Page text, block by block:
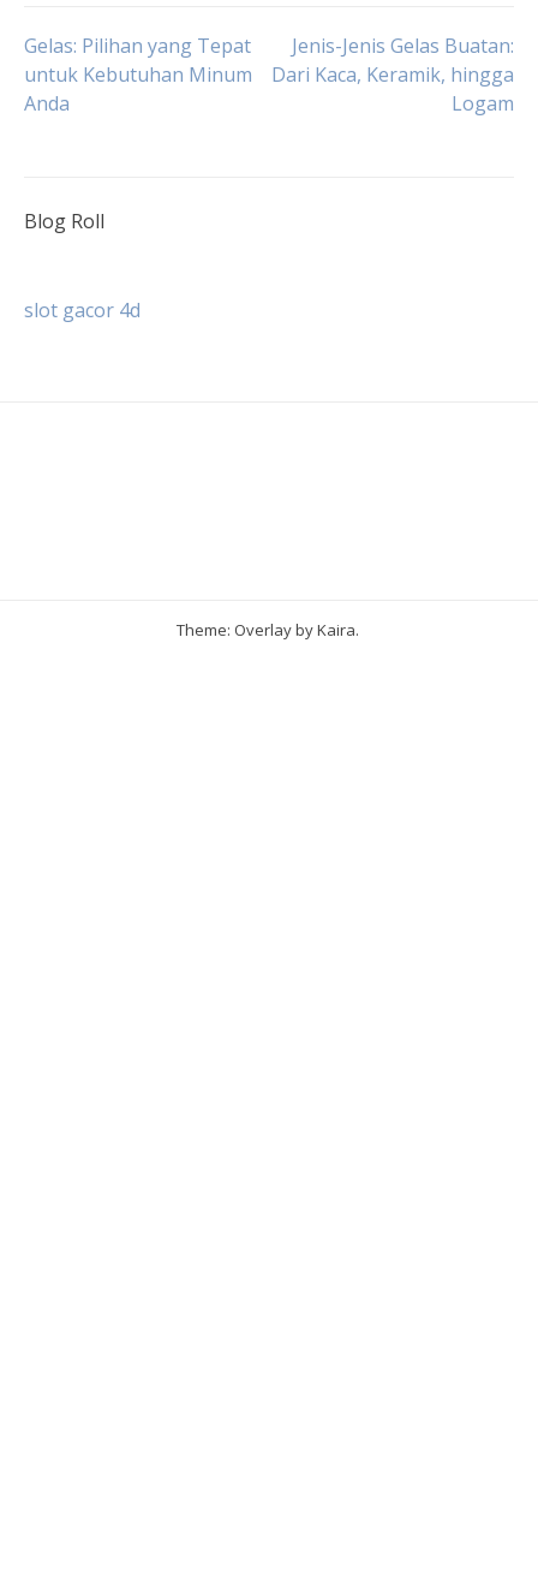
Navigasi
pos
Gelas: Pilihan yang Tepat
untuk Kebutuhan Minum
Anda
Jenis-Jenis Gelas Buatan:
Dari Kaca, Keramik, hingga
Logam
Blog Roll
slot gacor 4d
Theme: Overlay byKaira.